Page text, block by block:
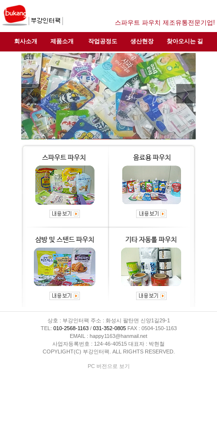
스파우트 파우치 제조유통전문기업!
회사소개 제품소개 작업공정도 생산현장 찾아오시는 길
상호 : 부강인터팩 주소 : 화성시 팔탄면 신양1길29-1
TEL: 010-2568-1163/ 031-352-0805FAX : 0504-150-1163
EMAIL : happy1163@hanmail.net
사업자등록번호 : 124-46-40515 대표자 : 박현철
COPYLIGHT(C) 부강인터팩. ALL RIGHTS RESERVED.
PC 버전으로 보기